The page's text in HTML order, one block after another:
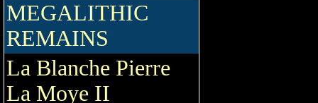
MEGALITHIC
REMAINS
La Blanche Pierre
La Moye II